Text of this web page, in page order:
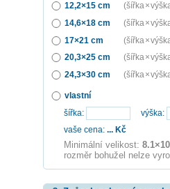
12,2×15 cm
(šířka ×
14,6×18 cm
(šířka ×
17×21 cm
(šířka ×
20,3×25 cm
(šířka ×
24,3×30 cm
(šířka ×
vlastní
šířka:
výška:
vaše cena: ... Kč
Minimální velikost:
rozměr bohužel nelze